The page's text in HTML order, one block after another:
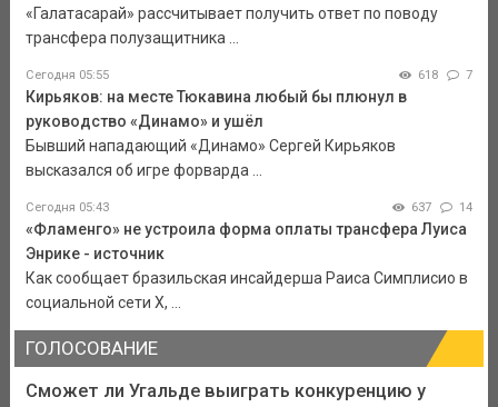
«Галатасарай» рассчитывает получить ответ по поводу
трансфера полузащитника ...
Сегодня 05:55 618 7
Кирьяков: на месте Тюкавина любый бы плюнул в
руководство «Динамо» и ушёл
Бывший нападающий «Динамо» Сергей Кирьяков
высказался об игре форварда ...
Сегодня 05:43 637 14
«Фламенго» не устроила форма оплаты трансфера Луиса
Энрике - источник
Как сообщает бразильская инсайдерша Раиса Симплисио в
социальной сети Х, ...
ГОЛОСОВАНИЕ
Сможет ли Угальде выиграть конкуренцию у